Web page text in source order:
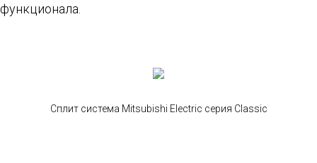
функционала.
Сплит система Mitsubishi Electric серия Classic